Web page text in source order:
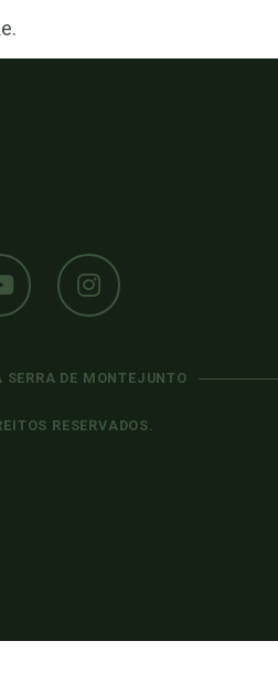
DE MONTEJUNTO
RESERVADOS.